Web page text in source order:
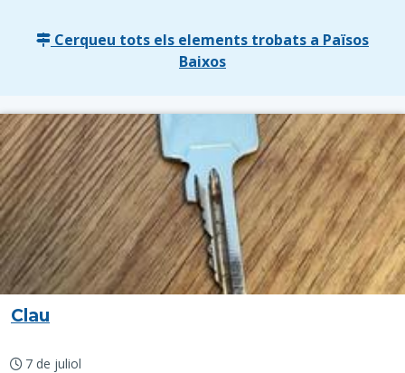
Cerqueu tots els elements trobats a Països
Baixos
Clau
7 de juliol